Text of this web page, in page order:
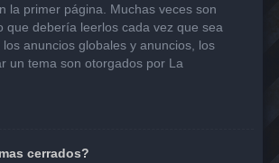
la primer página. Muchas veces son
que debería leerlos cada vez que sea
anuncios globales y anuncios, los
un tema son otorgados por La
cerrados?